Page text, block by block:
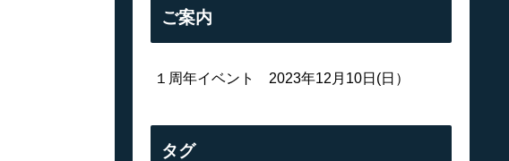
ご案内
１周年イベント 2023年12月10日(日）
タグ